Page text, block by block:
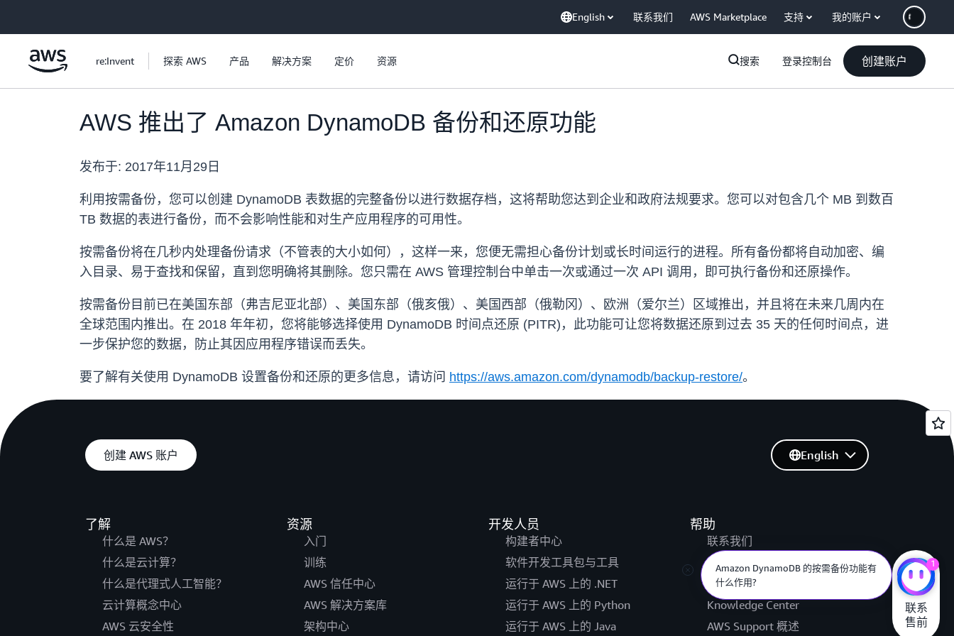
English 联系我们 AWS Marketplace 支持 我的账户
re:Invent 探索 AWS 产品 解决方案 定价 资源 搜索 登录控制台 创建账户
AWS 推出了 Amazon DynamoDB 备份和还原功能
发布于: 2017年11月29日
利用按需备份，您可以创建 DynamoDB 表数据的完整备份以进行数据存档，这将帮助您达到企业和政府法规要求。您可以对包含几个 MB 到数百
TB 数据的表进行备份，而不会影响性能和对生产应用程序的可用性。
按需备份将在几秒内处理备份请求（不管表的大小如何），这样一来，您便无需担心备份计划或长时间运行的进程。所有备份都将自动加密、编
入目录、易于查找和保留，直到您明确将其删除。您只需在 AWS 管理控制台中单击一次或通过一次 API 调用，即可执行备份和还原操作。
按需备份目前已在美国东部（弗吉尼亚北部）、美国东部（俄亥俄）、美国西部（俄勒冈）、欧洲（爱尔兰）区域推出，并且将在未来几周内在
全球范围内推出。在 2018 年年初，您将能够选择使用 DynamoDB 时间点还原 (PITR)，此功能可让您将数据还原到过去 35 天的任何时间点，进
一步保护您的数据，防止其因应用程序错误而丢失。
要了解有关使用 DynamoDB 设置备份和还原的更多信息，请访问 https://aws.amazon.com/dynamodb/backup-restore/。
创建 AWS 账户
了解
什么是 AWS？
什么是云计算？
什么是代理式人工智能？
云计算概念中心
AWS 云安全性
资源
入门
训练
AWS 信任中心
AWS 解决方案库
架构中心
开发人员
构建者中心
软件开发工具包与工具
运行于 AWS 上的 .NET
运行于 AWS 上的 Python
运行于 AWS 上的 Java
帮助
联系我们
提交支持工单
AWS re:Post
Knowledge Center
AWS Support 概述
English
Amazon DynamoDB 的按需备份功能有
什么作用?
1
联系
售前